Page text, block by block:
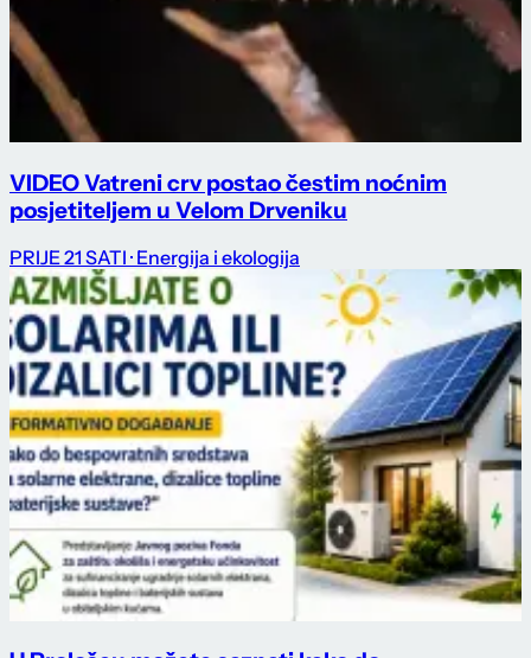
VIDEO Vatreni crv postao čestim noćnim
posjetiteljem u Velom Drveniku
PRIJE 21 SATI · Energija i ekologija